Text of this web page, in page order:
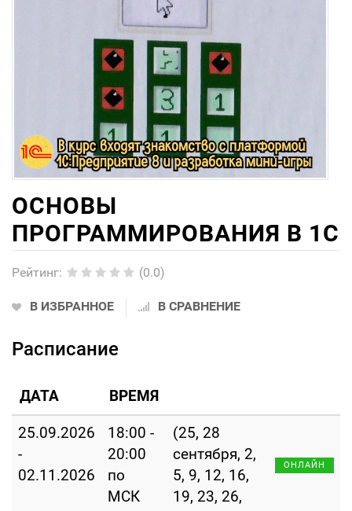
ОСНОВЫ
ПРОГРАММИРОВАНИЯ В 1С
Рейтинг: (0.0)
В ИЗБРАННОЕ В СРАВНЕНИЕ
Расписание
ДАТА ВРЕМЯ
25.09.2026
-
02.11.2026
18:00 -
20:00
по
МСК
(25, 28
сентября, 2,
5, 9, 12, 16,
19, 23, 26,
ОНЛАЙН